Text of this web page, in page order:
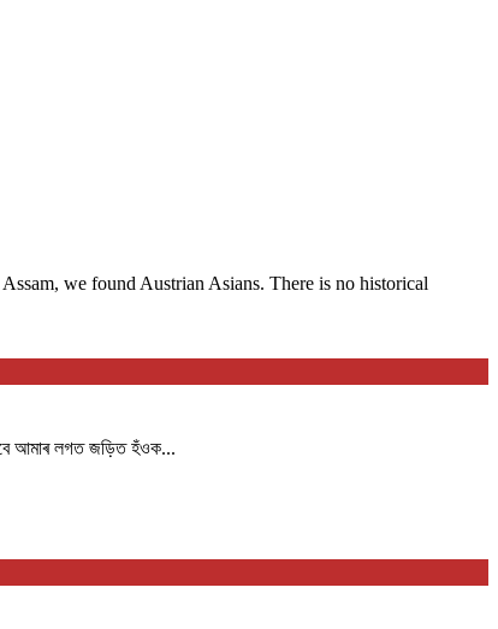
we found Austrian Asians. There is no historical
আমাৰ লগত জড়িত হঁওক...